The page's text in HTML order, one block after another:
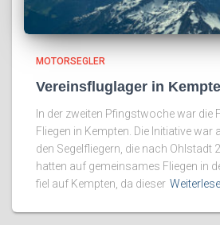
MOTORSEGLER
Vereinsfluglager in
In der zweiten Pfingstwoche war die
Fliegen in Kempten. Die Initiative war
den Segelfliegern, die nach Ohlstadt
hatten auf gemeinsames Fliegen in
fiel auf Kempten, da dieser